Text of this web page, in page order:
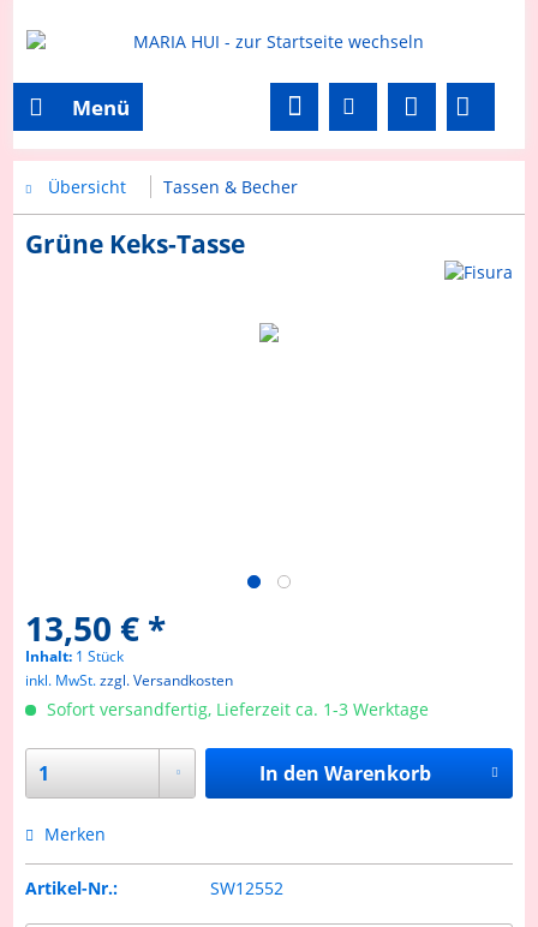
Menü
Übersicht Tassen & Becher
Grüne Keks-Tasse
13,50 € *
Inhalt: 1 Stück
inkl. MwSt.zzgl. Versandkosten
Sofort versandfertig, Lieferzeit ca. 1-3 Werktage
In den Warenkorb
Merken
Artikel-Nr.: SW12552